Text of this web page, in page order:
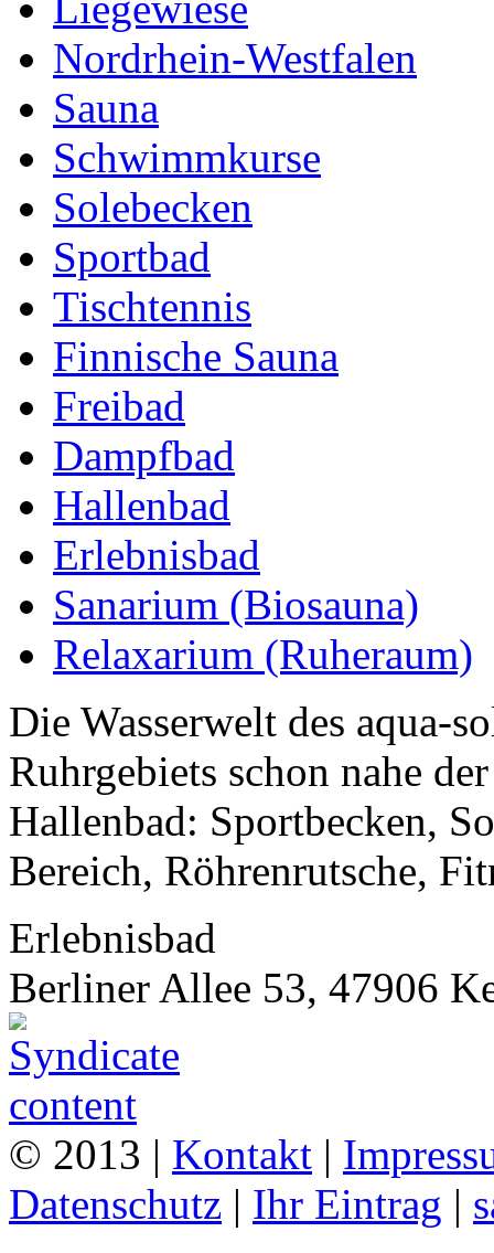
Nordrhein-Westfalen
Sauna
Schwimmkurse
Solebecken
Sportbad
Tischtennis
Finnische Sauna
Freibad
Dampfbad
Hallenbad
Erlebnisbad
Sanarium (Biosauna)
Relaxarium (Ruheraum)
Die Wasserwelt des aqua-
Ruhrgebiets schon nahe
Hallenbad: Sportbecken,
Bereich, Röhrenrutsche,
Erlebnisbad
Berliner Allee 53, 47906
© 2013 | Kontakt |
Datenschutz | Ihr Eintrag |